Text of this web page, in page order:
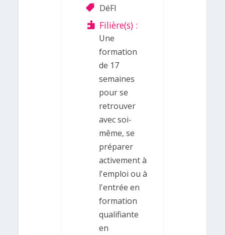
DéFI
Filière(s) :
Une
formation
de 17
semaines
pour se
retrouver
avec soi-
même, se
préparer
activement à
l'emploi ou à
l'entrée en
formation
qualifiante
en